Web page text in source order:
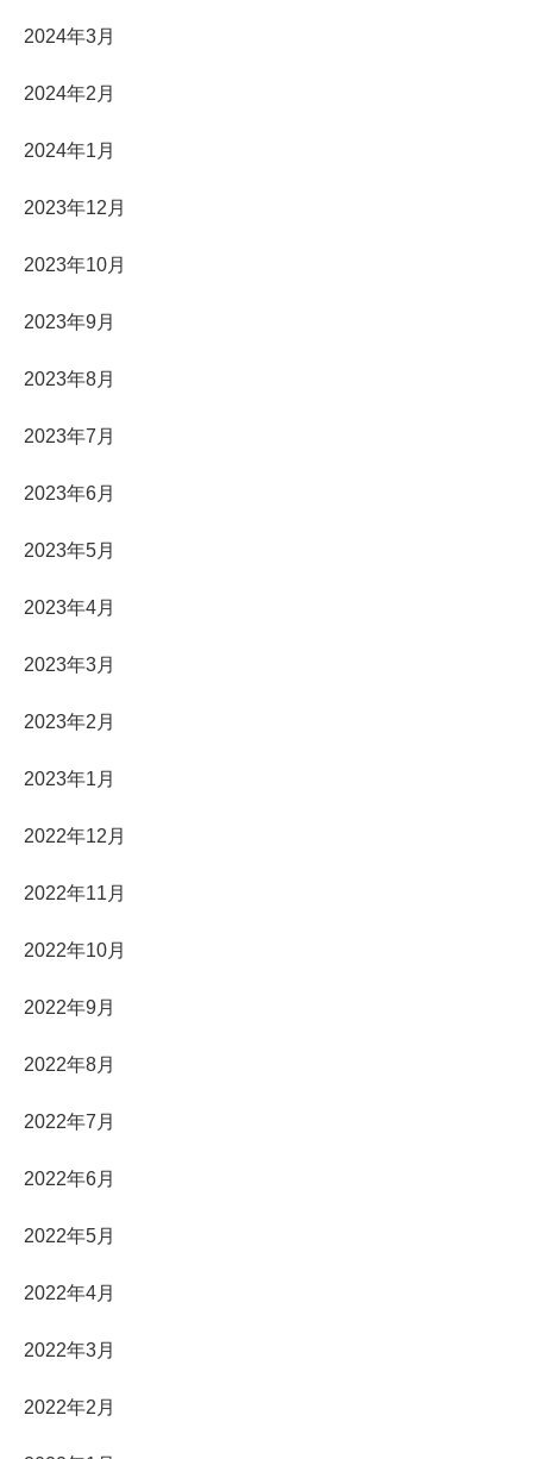
2024年3月
2024年2月
2024年1月
2023年12月
2023年10月
2023年9月
2023年8月
2023年7月
2023年6月
2023年5月
2023年4月
2023年3月
2023年2月
2023年1月
2022年12月
2022年11月
2022年10月
2022年9月
2022年8月
2022年7月
2022年6月
2022年5月
2022年4月
2022年3月
2022年2月